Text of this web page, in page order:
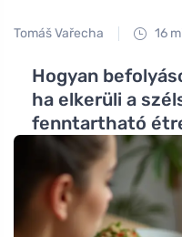
Tomáš Vařecha 16
Hogyan
ha elkerüli a
fenntartható